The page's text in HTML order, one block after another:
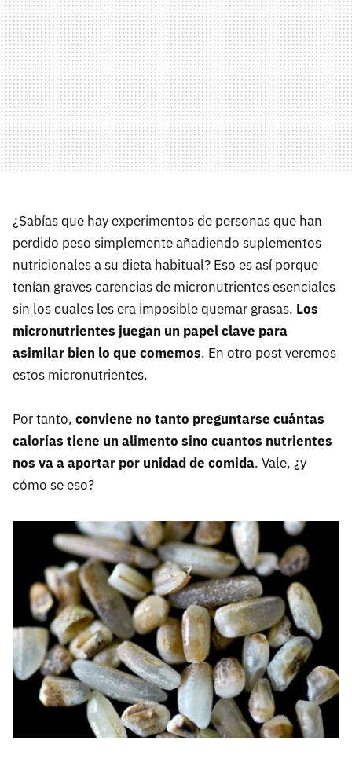
¿Sabías que hay experimentos de personas que han
perdido peso simplemente añadiendo suplementos
nutricionales a su dieta habitual? Eso es así porque
tenían graves carencias de micronutrientes esenciales
sin los cuales les era imposible quemar grasas. Los
micronutrientes juegan un papel clave para
asimilar bien lo que comemos. En otro post veremos
estos micronutrientes.
Por tanto, conviene no tanto preguntarse cuántas
calorías tiene un alimento sino cuantos nutrientes
nos va a aportar por unidad de comida. Vale, ¿y
cómo se eso?